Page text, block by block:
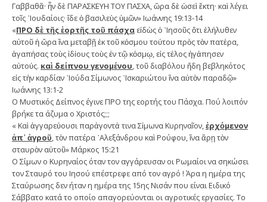
Γαββαθᾶ· ἦν δὲ ΠΑΡΑΣΚΕΥΗ ΤΟΥ ΠΑΣΧΑ, ὥρα δὲ ὡσεὶ ἕκτη· καὶ λέγει
τοῖς ᾿Ιουδαίοις· ἴδε ὁ βασιλεὺς ὑμῶν» Ιωάννης 19:13-14
«ΠΡΟ δὲ τῆς ἑορτῆς τοῦ πάσχα εἰδὼς ὁ ᾿Ιησοῦς ὅτι ἐλήλυθεν
αὐτοῦ ἡ ὥρα ἵνα μεταβῇ ἐκ τοῦ κόσμου τούτου πρὸς τὸν πατέρα,
ἀγαπήσας τοὺς ἰδίους τοὺς ἐν τῷ κόσμῳ, εἰς τέλος ἠγάπησεν
αὐτούς. καὶ δείπνου γενομένου, τοῦ διαβόλου ἤδη βεβληκότος
εἰς τὴν καρδίαν ᾿Ιούδα Σίμωνος ᾿Ισκαριώτου ἵνα αὐτὸν παραδῷ»
Ιωάννης 13:1-2
Ο Μυστικός Δείπνος έγινε ΠΡΟ της εορτής του Πάσχα. Πού λοιπόν
βρήκε τα άζυμα ο Χριστός;;;
« Καὶ ἀγγαρεύουσι παράγοντά τινα Σίμωνα Κυρηναῖον,ἐρχόμενον
ἀπ᾿ ἀγροῦ, τὸν πατέρα ᾿Αλεξάνδρου καὶ Ρούφου, ἵνα ἄρῃ τὸν
σταυρὸν αὐτοῦ» Μάρκος 15:21
Ο Σίμων ο Κυρηναίος όταν τον αγγάρευσαν οι Ρωμαίοι να σηκώσει
τον Σταυρό του Ιησού επέστρεφε από τον αγρό ! Άρα η ημέρα της
Σταύρωσης δεν ήταν η ημέρα της 15ης Νισάν που είναι Ειδικό
Σάββατο κατά το οποίο απαγορεύονται οι αγροτικές εργασίες. Το